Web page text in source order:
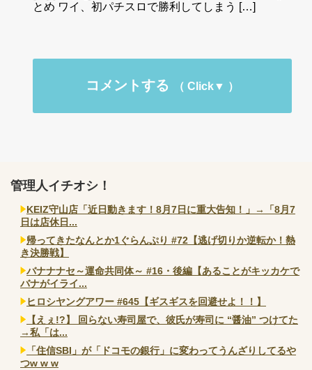
とめ ワイ、初パチスロで勝利してしまう […]
コメントする
管理人イチオシ！
KEIZ守山店「近日動きます！8月7日に重大告知！」→「8月7
日は店休日...
帰ってきたなんとか1ぐらんぷり #72【逃げ切りか逆転か！熱
き決勝戦】
バナナナセ～運命共同体～ #16・後編【あることがキッカケで
バナがイライ...
ヒロシヤングアワー #645【ギスギスを回避せよ！！】
【えぇ!?】 回らない寿司屋で、彼氏が寿司に “醤油” つけてた
→私「は...
「住信SBI」が「ドコモの銀行」に変わってうんざりしてるや
つw w w